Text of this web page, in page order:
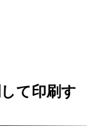
て印刷す